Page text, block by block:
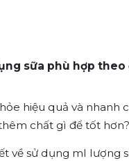
sữa phù hợp
hiệu quả và nhanh
chất gì để tốt hơn?
về sử dụng ml lượng